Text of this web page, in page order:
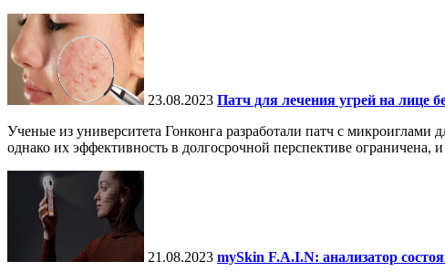
23.08.2023 Патч для лечения угрей на лице
Ученые из университета Гонконга разработали патч с микроиглами
однако их эффективность в долгосрочной перспективе ограничена,
21.08.2023 mySkin F.A.I.N: анализатор